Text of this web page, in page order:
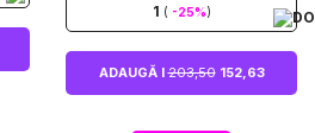
1 ( -25%)
ADAUGĂ I203,50152,63